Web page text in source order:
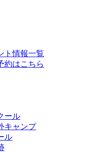
ト情報一覧
約はこちら
ール
キャンプ
ル